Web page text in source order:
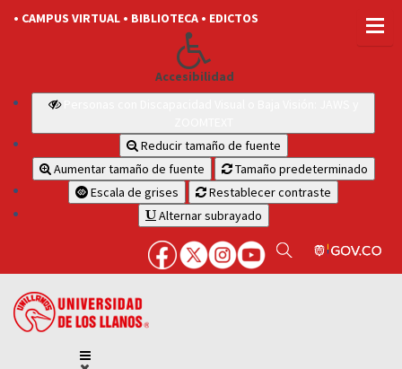
• CAMPUS VIRTUAL • BIBLIOTECA • EDICTOS
Accesibilidad
Reducir tamaño de fuente
Aumentar tamaño de fuente
Tamaño predeterminado
Escala de grises
Restablecer contraste
Alternar subrayado